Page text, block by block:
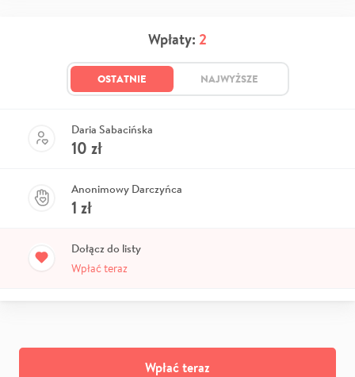
Wpłaty: 2
OSTATNIE NAJWYŻSZE
Daria Sabacińska
10 zł
Anonimowy Darczyńca
1 zł
Dołącz do listy
Wpłać teraz
Wpłać teraz